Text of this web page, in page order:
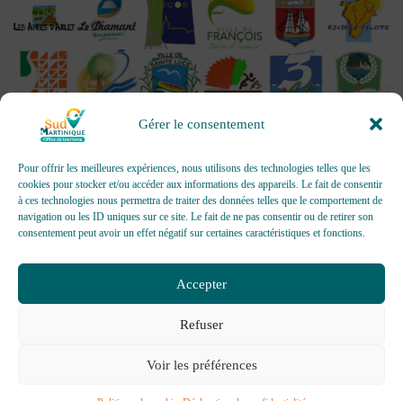
Gérer le consentement
Pour offrir les meilleures expériences, nous utilisons des technologies telles que les
cookies pour stocker et/ou accéder aux informations des appareils. Le fait de consentir
à ces technologies nous permettra de traiter des données telles que le comportement de
navigation ou les ID uniques sur ce site. Le fait de ne pas consentir ou de retirer son
consentement peut avoir un effet négatif sur certaines caractéristiques et fonctions.
Accepter
Refuser
Voir les préférences
OFFICES DE TOURISME - Pour les activités d’accueil,
d’information, de promotion/communication, de création et gestion
d’événements